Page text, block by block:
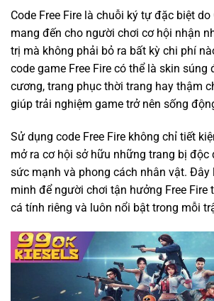
Code Free Fire là chuỗi ký tự đặc biệt
mang đến cho người chơi cơ hội nhận
trị mà không phải bỏ ra bất kỳ chi phí
code game Free Fire có thể là skin súng
cương, trang phục thời trang hay thậm
giúp trải nghiệm game trở nên sống
Sử dụng code Free Fire không chỉ tiết
mở ra cơ hội sở hữu những trang bị độc
sức mạnh và phong cách nhân vật. Đây
minh để người chơi tận hưởng Free Fire
cá tính riêng và luôn nổi bật trong mỗi